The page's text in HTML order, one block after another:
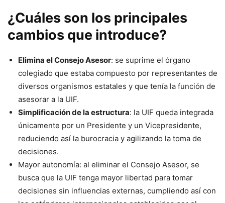
¿Cuáles son los principales
cambios que introduce?
Elimina el Consejo Asesor: se suprime el órgano
colegiado que estaba compuesto por representantes de
diversos organismos estatales y que tenía la función de
asesorar a la UIF.
Simplificación de la estructura: la UIF queda integrada
únicamente por un Presidente y un Vicepresidente,
reduciendo así la burocracia y agilizando la toma de
decisiones.
Mayor autonomía: al eliminar el Consejo Asesor, se
busca que la UIF tenga mayor libertad para tomar
decisiones sin influencias externas, cumpliendo así con